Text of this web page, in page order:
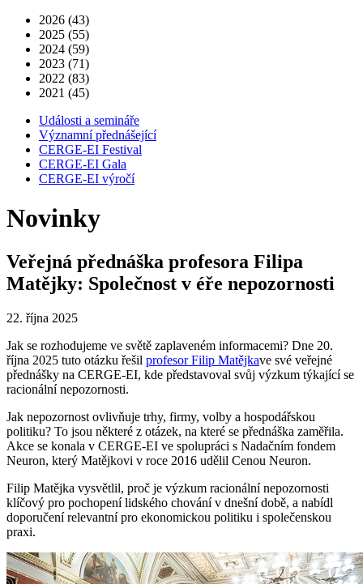
2026 (43)
2025 (55)
2024 (59)
2023 (71)
2022 (83)
2021 (45)
Události a semináře
Významní přednášející
CERGE-EI Festival
CERGE-EI Gala
CERGE-EI výročí
Novinky
Veřejná přednáška profesora Filipa
Matějky: Společnost v éře nepozornosti
22. října 2025
Jak se rozhodujeme ve světě zaplaveném informacemi? Dne 20.
října 2025 tuto otázku řešil profesor Filip Matějkave své veřejné
přednášky na CERGE-EI, kde představoval svůj výzkum týkající se
racionální nepozornosti.
Jak nepozornost ovlivňuje trhy, firmy, volby a hospodářskou
politiku? To jsou některé z otázek, na které se přednáška zaměřila.
Akce se konala v CERGE-EI ve spolupráci s Nadačním fondem
Neuron, který Matějkovi v roce 2016 udělil Cenou Neuron.
Filip Matějka vysvětlil, proč je výzkum racionální nepozornosti
klíčový pro pochopení lidského chování v dnešní době, a nabídl
doporučení relevantní pro ekonomickou politiku i společenskou
praxi.